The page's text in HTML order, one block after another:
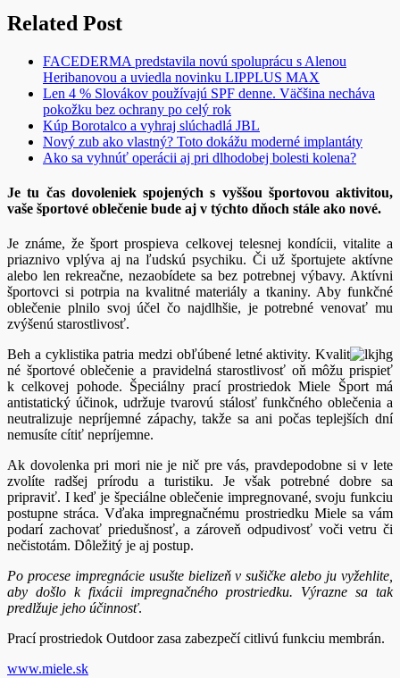
Related Post
FACEDERMA predstavila novú spoluprácu s Alenou
Heribanovou a uviedla novinku LIPPLUS MAX
Len 4 % Slovákov používajú SPF denne. Väčšina necháva
pokožku bez ochrany po celý rok
Kúp Borotalco a vyhraj slúchadlá JBL
Nový zub ako vlastný? Toto dokážu moderné implantáty
Ako sa vyhnúť operácii aj pri dlhodobej bolesti kolena?
Je tu čas dovoleniek spojených s vyššou športovou aktivitou,
vaše športové oblečenie bude aj v týchto dňoch stále ako nové.
Je známe, že šport prospieva celkovej telesnej kondícii, vitalite a
priaznivo vplýva aj na ľudskú psychiku. Či už športujete aktívne
alebo len rekreačne, nezaobídete sa bez potrebnej výbavy. Aktívni
športovci si potrpia na kvalitné materiály a tkaniny. Aby funkčné
oblečenie plnilo svoj účel čo najdlhšie, je potrebné venovať mu
zvýšenú starostlivosť.
Beh a cyklistika patria medzi obľúbené letné aktivity. Kvalit
né športové oblečenie a pravidelná starostlivosť oň môžu prispieť
k celkovej pohode. Špeciálny prací prostriedok Miele Šport má
antistatický účinok, udržuje tvarovú stálosť funkčného oblečenia a
neutralizuje nepríjemné zápachy, takže sa ani počas teplejších dní
nemusíte cítiť nepríjemne.
Ak dovolenka pri mori nie je nič pre vás, pravdepodobne si v lete
zvolíte radšej prírodu a turistiku. Je však potrebné dobre sa
pripraviť. I keď je špeciálne oblečenie impregnované, svoju funkciu
postupne stráca. Vďaka impregnačnému prostriedku Miele sa vám
podarí zachovať priedušnosť, a zároveň odpudivosť voči vetru či
nečistotám. Dôležitý je aj postup.
Po procese impregnácie usušte bielizeň v sušičke alebo ju vyžehlite,
aby došlo k fixácii impregnačného prostriedku. Výrazne sa tak
predlžuje jeho účinnosť.
Prací prostriedok Outdoor zasa zabezpečí citlivú funkciu membrán.
www.miele.sk